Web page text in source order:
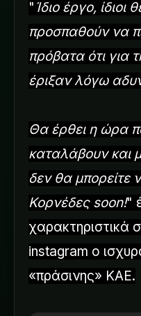
" Ίδιο έργο, ίδιοι
προσπαθούν να
πρόβατα ότι για
έριξαν λόγω
Θα έρθει η ώρα
καταλάβουν και
δεν θα μπορείτε
Κορνέδες soon!"
χαρακτηριστικά
instagram ο
«πράσινης» ΚΑΕ.